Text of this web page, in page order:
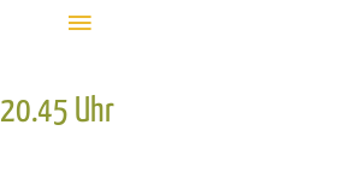
Hauptmenü
20.45 Uhr